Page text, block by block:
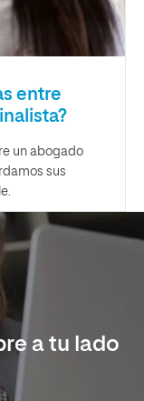
entre
un abogado
sus
a tu lado